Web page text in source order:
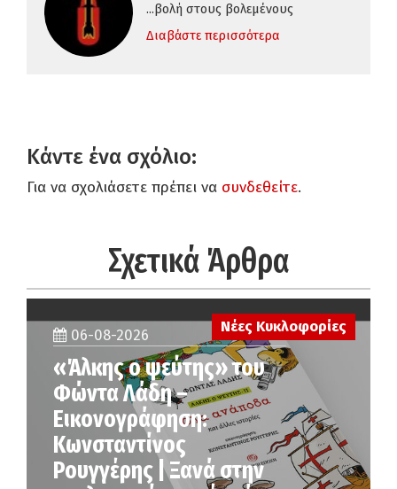
...βολή στους βολεμένους
Διαβάστε περισσότερα
Κάντε ένα σχόλιο:
Για να σχολιάσετε πρέπει να συνδεθείτε.
Σχετικά Άρθρα
Νέες Κυκλοφορίες
06-08-2026
«Άλκης ο ψεύτης» του
Φώντα Λάδη –
Εικονογράφηση:
Κωνσταντίνος
Ρουγγέρης | Ξανά στην